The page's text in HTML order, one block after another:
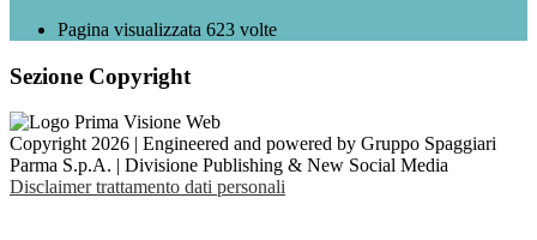
Pagina visualizzata 623 volte
Sezione Copyright
Copyright 2026 | Engineered and powered by Gruppo Spaggiari
Parma S.p.A. | Divisione Publishing & New Social Media
Disclaimer trattamento dati personali